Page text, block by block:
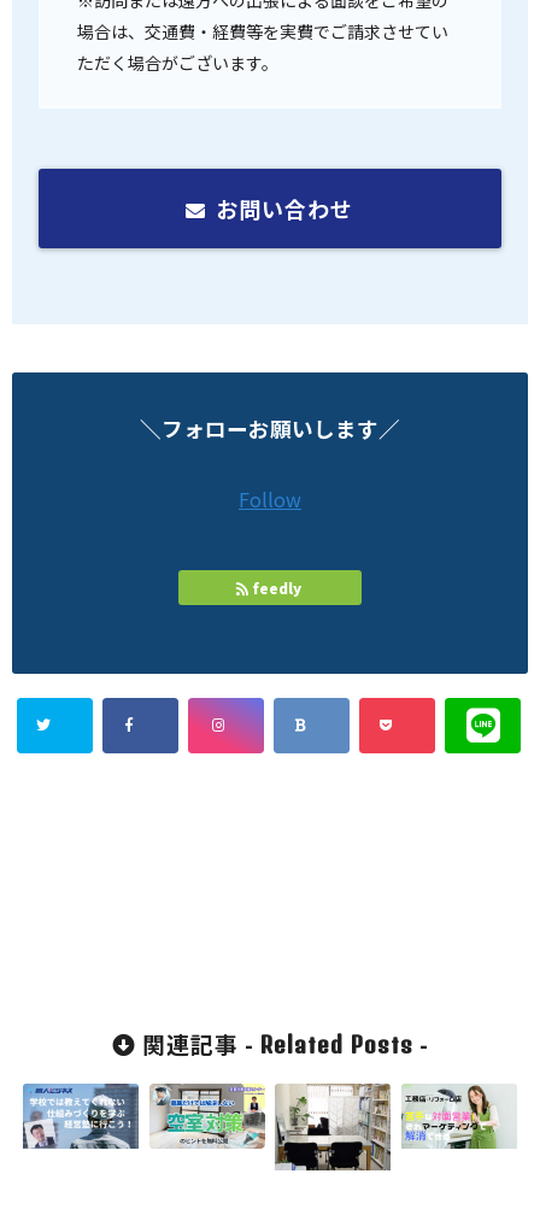
場合は、交通費・経費等を実費でご請求させてい
ただく場合がございます。
お問い合わせ
＼フォローお願いします／
Follow
feedly
関連記事 - Related Posts -